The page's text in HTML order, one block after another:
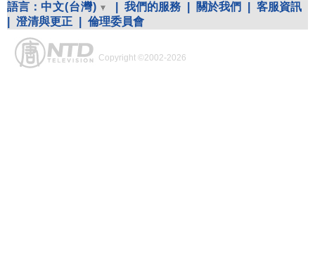
語言： 中文(台灣) 我們的服務 關於我們
客服資訊
澄清與更正 倫理委員會
Copyright ©2002-2026